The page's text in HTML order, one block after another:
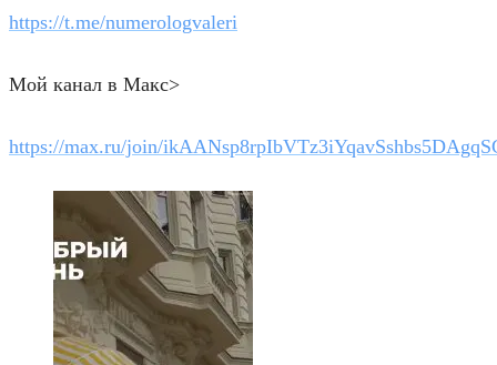
https://t.me/numerologvaleri
Мой канал в Макс>
https://max.ru/join/